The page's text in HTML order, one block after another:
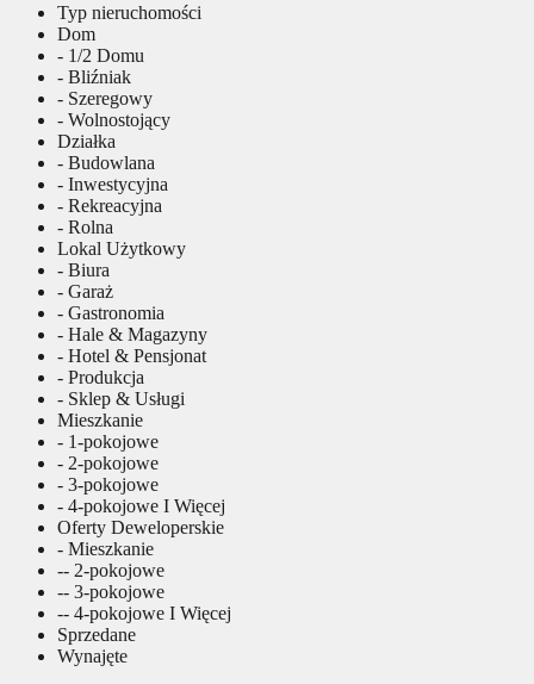
Typ nieruchomości
Dom
- 1/2 Domu
- Bliźniak
- Szeregowy
- Wolnostojący
Działka
- Budowlana
- Inwestycyjna
- Rekreacyjna
- Rolna
Lokal Użytkowy
- Biura
- Garaż
- Gastronomia
- Hale & Magazyny
- Hotel & Pensjonat
- Produkcja
- Sklep & Usługi
Mieszkanie
- 1-pokojowe
- 2-pokojowe
- 3-pokojowe
- 4-pokojowe I Więcej
Oferty Deweloperskie
- Mieszkanie
-- 2-pokojowe
-- 3-pokojowe
-- 4-pokojowe I Więcej
Sprzedane
Wynajęte